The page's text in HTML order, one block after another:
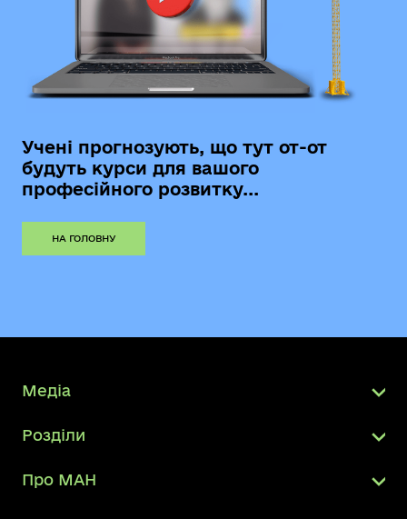
Учені прогнозують, що тут от-от
будуть курси для вашого
професійного розвитку...
НА ГОЛОВНУ
Медіа
Розділи
Про МАН